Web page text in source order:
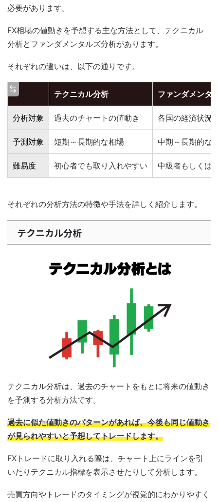
必要があります。
FX相場の値動きを予想する主な方法として、テクニカル
分析とファンダメンタルズ分析があります。
それぞれの違いは、以下の通りです。
テクニカル分析 ファンダメンタ
分析対象 過去のチャートの値動き 各国の経済状況
予測対象 短期～長期的な相場 中期～長期的な
難易度 初心者でも取り入れやすい 中級者もしくは
それぞれの分析方法の特徴や手法を詳しく紹介します。
テクニカル分析
テクニカル分析は、過去のチャートをもとに将来の値動き
を予測する分析方法です。
過去に似た値動きのパターンがあれば、今後も同じ値動き
が見られやすいと予想してトレードします。
FXトレードに取り入れる際は、チャート上にラインを引
いたりテクニカル指標を表示させたりして分析します。
売買方向やトレードのタイミングが視覚的にわかりやすく